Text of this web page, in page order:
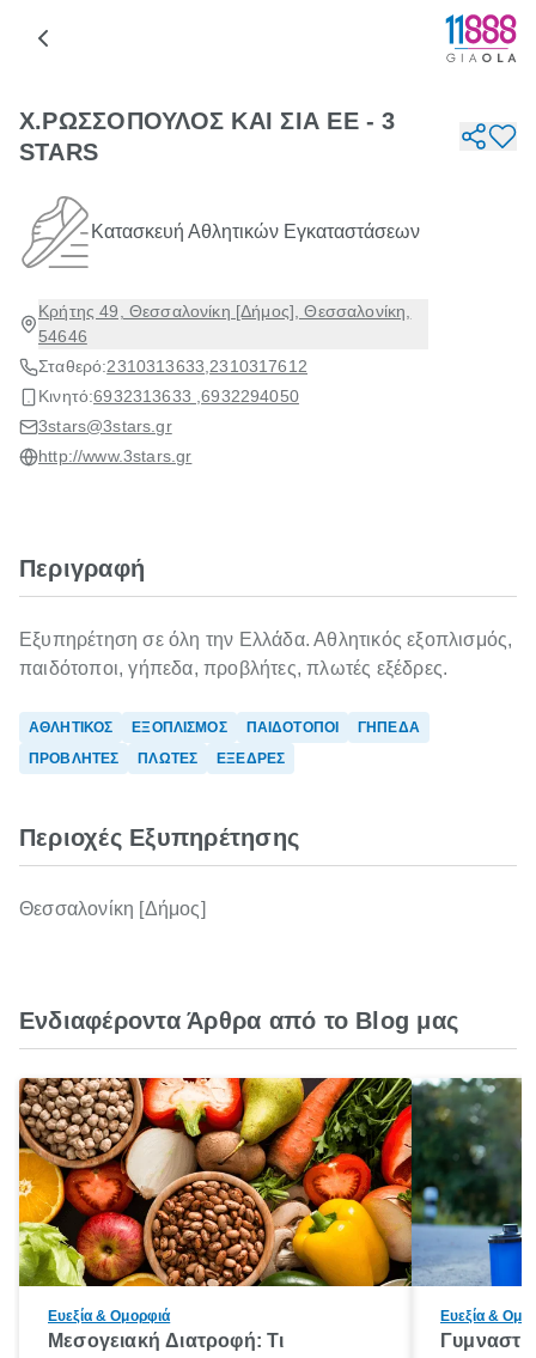
X.ΡΩΣΣΟΠΟΥΛΟΣ ΚΑΙ ΣΙΑ ΕΕ - 3
STARS
Κατασκευή Αθλητικών Εγκαταστάσεων
Κρήτης 49, Θεσσαλονίκη [Δήμος], Θεσσαλονίκη,
54646
Σταθερό:2310313633 2310317612
Κινητό:6932313633 ,6932294050
3stars@3stars.gr
http://www.3stars.gr
Περιγραφή
Εξυπηρέτηση σε όλη την Ελλάδα. Αθλητικός εξοπλισμός,
παιδότοποι, γήπεδα, προβλήτες, πλωτές εξέδρες.
ΑΘΛΗΤΙΚΟΣ ΕΞΟΠΛΙΣΜΟΣ ΠΑΙΔΟΤΟΠΟΙ
ΓΗΠΕΔΑ
ΠΡΟΒΛΗΤΕΣ
ΠΛΩΤΕΣ ΕΞΕΔΡΕΣ
Περιοχές Εξυπηρέτησης
Θεσσαλονίκη [Δήμος]
Ενδιαφέροντα Άρθρα από το Blog μας
Ευεξία & Ομορφιά
Μεσογειακή Διατροφή: Τι
Ευεξία &